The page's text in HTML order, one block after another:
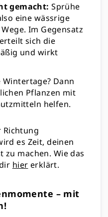
gemacht: Sprühe
eine wässrige
Im Gegensatz
sich die
und wirkt
Wintertage? Dann
Pflanzen mit
helfen.
Richtung
es Zeit, deinen
machen. Wie das
hier erklärt.
– mit